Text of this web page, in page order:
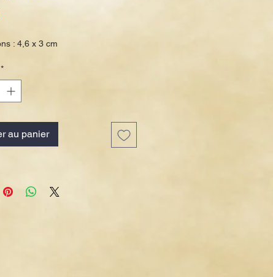
: 4,6 x 3 cm
*
au panier